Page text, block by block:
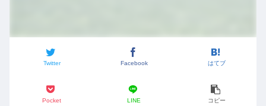
Twitter Facebook はてブ
Pocket LINE コピー